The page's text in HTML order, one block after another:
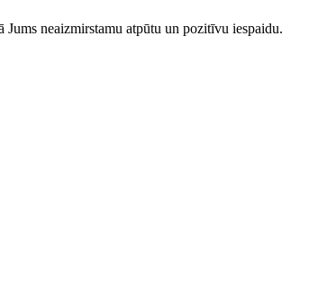
neaizmirstamu atpūtu un pozitīvu iespaidu.